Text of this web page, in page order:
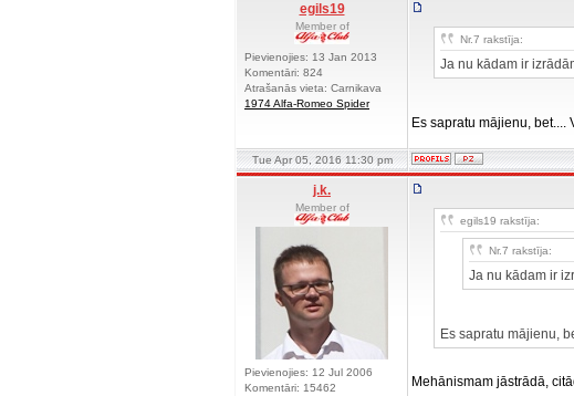
egils19
Member of
Pievienojies: 13 Jan 2013
Komentāri: 824
Atrašanās vieta: Carnikava
1974 Alfa-Romeo Spider
Nr.7 rakstīja:
Ja nu kādam ir
Es sapratu mājienu, bet....
Tue Apr 05, 2016 11:30 pm
j.k.
Member of
Pievienojies: 12 Jul 2006
Komentāri: 15462
egils19 rakstīja:
Nr.7 rakstīja:
Ja nu kādam ir
Es sapratu mājienu,
Mehānismam jāstrādā,